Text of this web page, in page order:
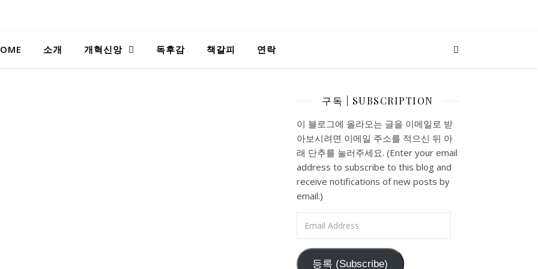
소개 개혁신앙 독후감 책갈피 연락
구독 | SUBSCRIPTION
이 블로그에 올라오는 글을 이메일로 받
아보시려면 이메일 주소를 적으신 뒤 아
래 단추를 눌러주세요. (Enter your email
address to subscribe to this blog and
receive notifications of new posts by
email.)
등록 (Subscribe)